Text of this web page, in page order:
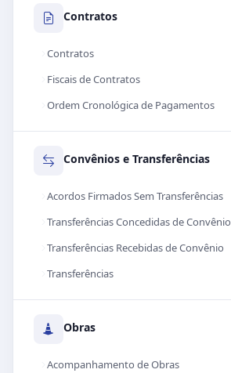
Contratos
Contratos
Fiscais de Contratos
Ordem Cronológica de Pagamentos
Convênios e Transferências
Acordos Firmados Sem Transferências
Transferências Concedidas de Convênio
Transferências Recebidas de Convênio
Transferências
Obras
Acompanhamento de Obras